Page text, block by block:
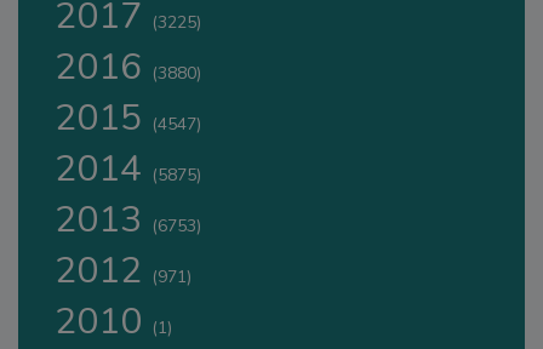
2017 (3225)
2016 (3880)
2015 (4547)
2014 (5875)
2013 (6753)
2012 (971)
2010 (1)